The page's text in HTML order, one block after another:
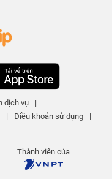
dịch vụ
|
| Điều khoản sử dụng
|
Thành viên của